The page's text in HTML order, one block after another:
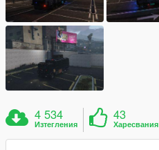
4 534
Изтегления
43
Харесвания